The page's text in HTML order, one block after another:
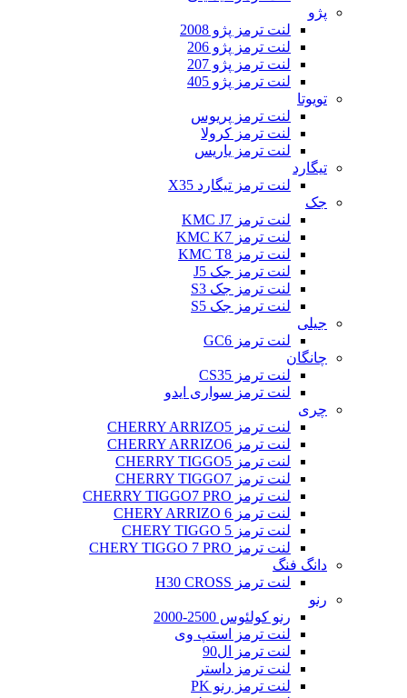
پژو
لنت ترمز پژو 2008
لنت ترمز پژو 206
لنت ترمز پژو 207
لنت ترمز پژو 405
تویوتا
لنت ترمز پریوس
لنت ترمز کرولا
لنت ترمز یاریس
تیگارد
لنت ترمز تیگارد X35
جک
لنت ترمز KMC J7
لنت ترمز KMC K7
لنت ترمز KMC T8
لنت ترمز جک J5
لنت ترمز جک S3
لنت ترمز جک S5
جیلی
لنت ترمز GC6
چانگان
لنت ترمز CS35
لنت ترمز سواری ایدو
چری
لنت ترمز CHERRY ARRIZO5
لنت ترمز CHERRY ARRIZO6
لنت ترمز CHERRY TIGGO5
لنت ترمز CHERRY TIGGO7
لنت ترمز CHERRY TIGGO7 PRO
لنت ترمز CHERY ARRIZO 6
لنت ترمز CHERY TIGGO 5
لنت ترمز CHERY TIGGO 7 PRO
دانگ فنگ
لنت ترمز H30 CROSS
رنو
رنو کولئوس 2500-2000
لنت ترمز استپ وی
لنت ترمز ال90
لنت ترمز داستر
لنت ترمز رنو PK